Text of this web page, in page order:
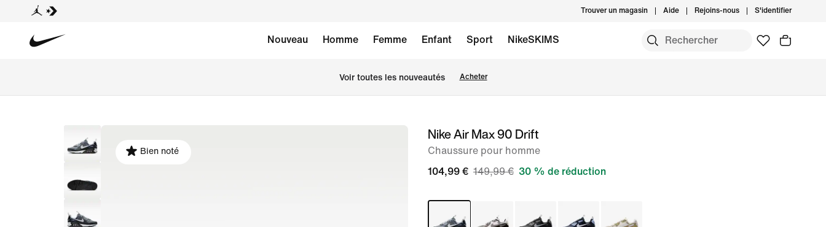
Trouver un magasin Aide Rejoins-nous S'identifier
Nouveau Homme Femme Enfant Sport NikeSKIMS
Voir toutes les nouveautés Acheter
image 1
Bien noté
Nike Air Max 90 Drift
Chaussure pour homme
104,99 € 149,99 € 30 % de réduction